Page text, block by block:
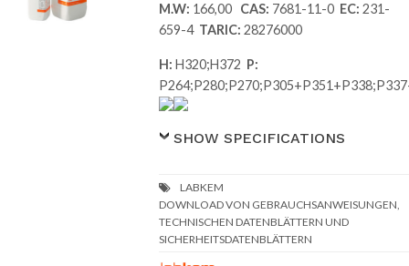
M.W: 166,00 CAS: 7681-11-0 EC:231-
659-4 TARIC:28276000
H:H320;H372 P:
SHOW SPECIFICATIONS
DOWNLOAD VON GEBRAUCHSANWEISUNGEN,
TECHNISCHEN DATENBLÄTTERN UND
SICHERHEITSDATENBLÄTTERN